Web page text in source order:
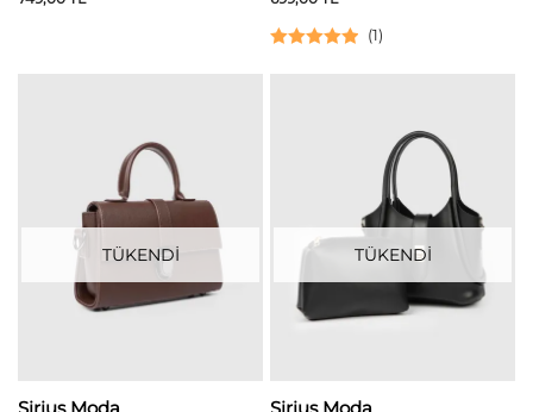
(1)
TÜKENDİ
Sirius Moda
TÜKENDİ
Sirius Moda